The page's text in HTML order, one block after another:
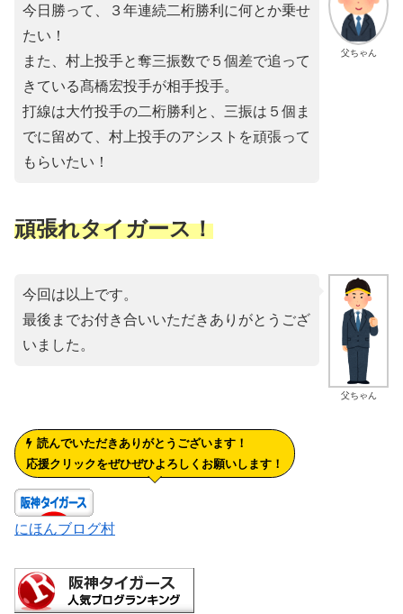
父ちゃん
今日勝って、３年連続二桁勝利に何とか乗せ
たい！
また、村上投手と奪三振数で５個差で追って
きている髙橋宏投手が相手投手。
打線は大竹投手の二桁勝利と、三振は５個ま
でに留めて、村上投手のアシストを頑張って
もらいたい！
頑張れタイガース！
父ちゃん
今回は以上です。
最後までお付き合いいただきありがとうござ
いました。
読んでいただきありがとうございます！
応援クリックをぜひぜひよろしくお願いします！
にほんブログ村